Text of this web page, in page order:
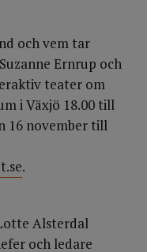
och vem tar
Ernrup och
teater om
i Växjö 18.00 till
16 november till
.
Alsterdal
och ledare